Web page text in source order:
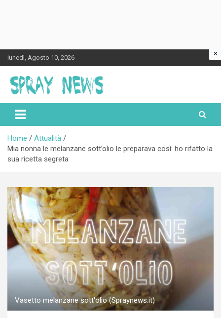
Skip
to
content
lunedì, Agosto 10, 2026
Spraynews.it
Home
Attualità
Mia nonna le melanzane sott’olio le preparava così: ho rifatto la
sua ricetta segreta
Vasetto melanzane sott'olio (Spraynews.it)
×